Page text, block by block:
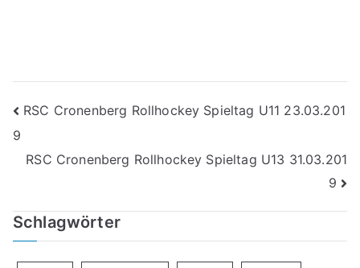
Beitragsnavigation
RSC Cronenberg Rollhockey Spieltag U11 23.03.201
9
RSC Cronenberg Rollhockey Spieltag U13 31.03.201
9
Schlagwörter